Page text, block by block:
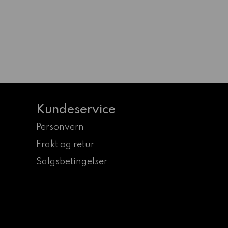
Kundeservice
Personvern
Frakt og retur
Salgsbetingelser